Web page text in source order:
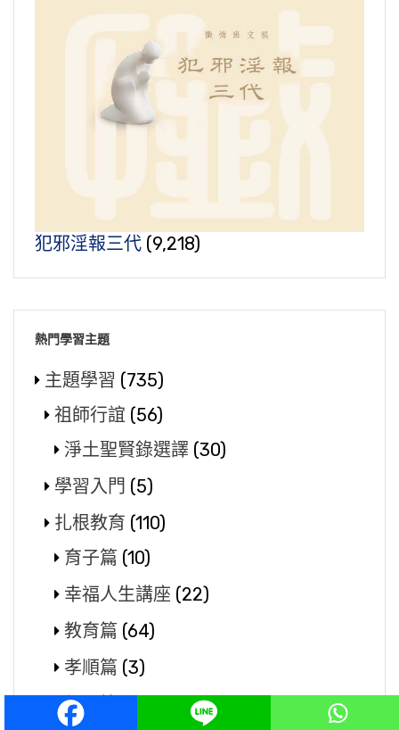
犯邪淫報三代 (9,218)
熱門學習主題
主題學習 (735)
祖師行誼 (56)
淨土聖賢錄選譯 (30)
學習入門 (5)
扎根教育 (110)
育子篇 (10)
幸福人生講座 (22)
教育篇 (64)
孝順篇 (3)
親子篇